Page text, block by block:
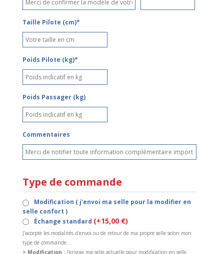
Taille Pilote (cm)*
Poids Pilote (kg)*
Poids Passager (kg)
Commentaires
Type de commande
Modification ( j'envoi ma selle pour la modifier en
selle confort )
Échange standard (+15,00 €)
J'accepte les modalités d'envoi ou de retour de ma propre selle selon mon
type de commande.
> Modification : J'envoie ma selle actuelle pour modification en selle